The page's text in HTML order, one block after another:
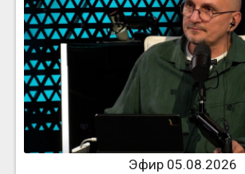
Эфир 05.08.2026